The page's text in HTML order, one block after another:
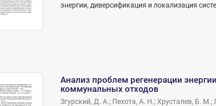
энергии, диверсификация и локализация
Анализ проблем регенерации
коммунальных отходов
Згурский, Д. А.; Пехота, А. Н.;Хрусталев, Б. М.;